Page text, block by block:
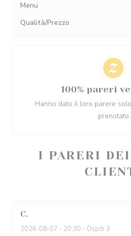
I PARERI
C
2026-08-07 - 20:30 - Ospiti 3
Menu
Qualità/Prezzo
100% pareri
Hanno dato il loro parere
prenotato